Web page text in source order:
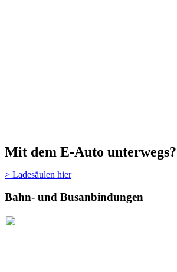
Mit dem E-Auto unterwegs?
> Ladesäulen hier
Bahn- und Busanbindungen